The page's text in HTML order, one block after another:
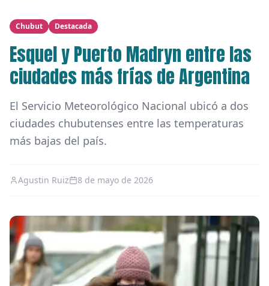
Chubut Destacada
Esquel y Puerto Madryn entre las
ciudades más frías de Argentina
El Servicio Meteorológico Nacional ubicó a dos
ciudades chubutenses entre las temperaturas
más bajas del país.
Agustin Ruiz 8 de mayo de 2026